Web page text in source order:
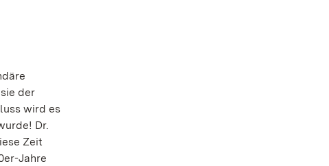
der
wird es
Dr.
Zeit
Jahre